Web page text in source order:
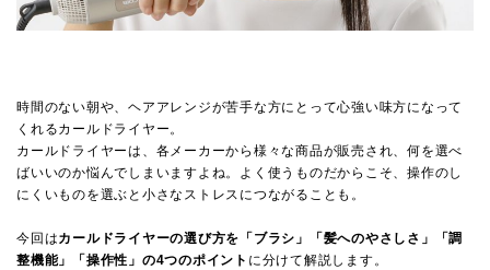
時間のない朝や、ヘアアレンジが苦手な方にとって心強い味方になって
くれるカールドライヤー。
カールドライヤーは、各メーカーから様々な商品が販売され、何を選べ
ばいいのか悩んでしまいますよね。よく使うものだからこそ、操作のし
にくいものを選ぶと小さなストレスにつながることも。
今回はカールドライヤーの選び方を「ブラシ」「髪へのやさしさ」「調
整機能」「操作性」の4つのポイント に分けて解説します。